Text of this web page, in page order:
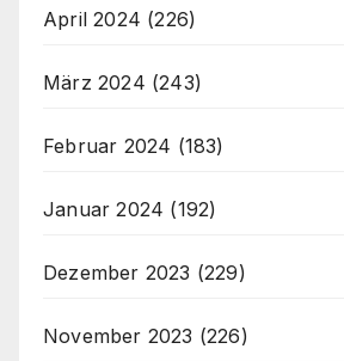
April 2024 (226)
März 2024 (243)
Februar 2024 (183)
Januar 2024 (192)
Dezember 2023 (229)
November 2023 (226)